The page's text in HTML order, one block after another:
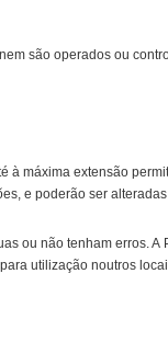
são operados ou
à máxima extensão
e poderão ser
ou não tenham erros. A
utilização noutros